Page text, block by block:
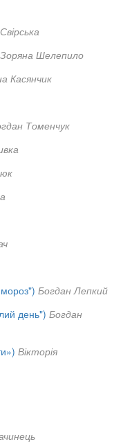
Шелепило
Касянчик
Томенчук
Богдан Лепкий
день") Богдан
Вікторія